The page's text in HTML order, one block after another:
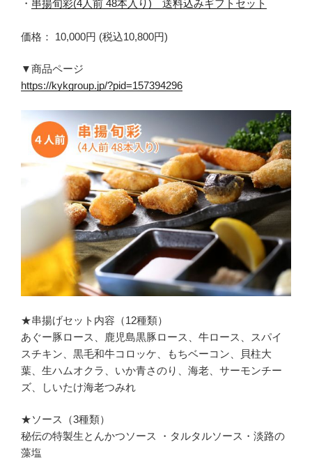
・ 串揚旬彩(4人前 48本入り) 送料込みギフトセット
価格： 10,000円 (税込10,800円)
▼商品ページ
https://kykgroup.jp/?pid=157394296
★串揚げセット内容（12種類）
あぐー豚ロース、鹿児島黒豚ロース、牛ロース、スパイ
スチキン、黒毛和牛コロッケ、もちベーコン、貝柱大
葉、生ハムオクラ、いか青さのり、海老、サーモンチー
ズ、しいたけ海老つみれ
★ソース（3種類）
秘伝の特製生とんかつソース ・タルタルソース・淡路の
藻塩